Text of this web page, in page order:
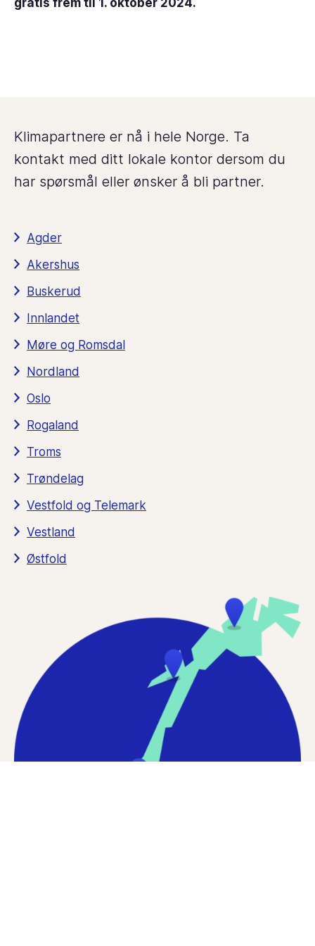
gratis frem til 1. oktober 2024.
Klimapartnere er nå i hele Norge. Ta
kontakt med ditt lokale kontor dersom du
har spørsmål eller ønsker å bli partner.
Agder
Akershus
Buskerud
Innlandet
Møre og Romsdal
Nordland
Oslo
Rogaland
Troms
Trøndelag
Vestfold og Telemark
Vestland
Østfold